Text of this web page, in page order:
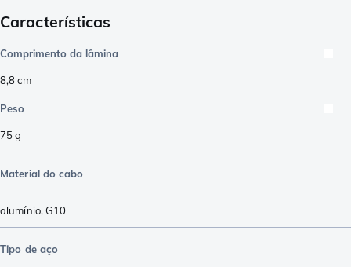
Características
Comprimento da lâmina
8,8cm
Peso
75g
Material do cabo
alumínio,G10
Tipo de aço